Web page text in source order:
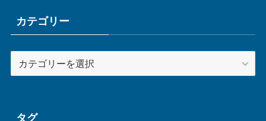
ブカテゴリー
テ
ータグ